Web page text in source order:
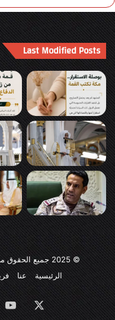
Last Modified Posts
© 2025 جميع الحقوق
الرئيسية
عنا
‫X